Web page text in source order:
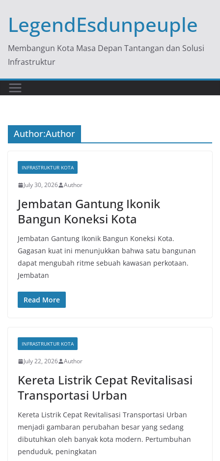
content
LegendEsdunpeuple
Membangun Kota Masa Depan Tantangan dan Solusi
Infrastruktur
Author:Author
INFRASTRUKTUR KOTA
July 30, 2026 Author
Jembatan Gantung Ikonik
Bangun Koneksi Kota
Jembatan Gantung Ikonik Bangun Koneksi Kota.
Gagasan kuat ini menunjukkan bahwa satu bangunan
dapat mengubah ritme sebuah kawasan perkotaan.
Jembatan
Read More
INFRASTRUKTUR KOTA
July 22, 2026 Author
Kereta Listrik Cepat Revitalisasi
Transportasi Urban
Kereta Listrik Cepat Revitalisasi Transportasi Urban
menjadi gambaran perubahan besar yang sedang
dibutuhkan oleh banyak kota modern. Pertumbuhan
penduduk, peningkatan